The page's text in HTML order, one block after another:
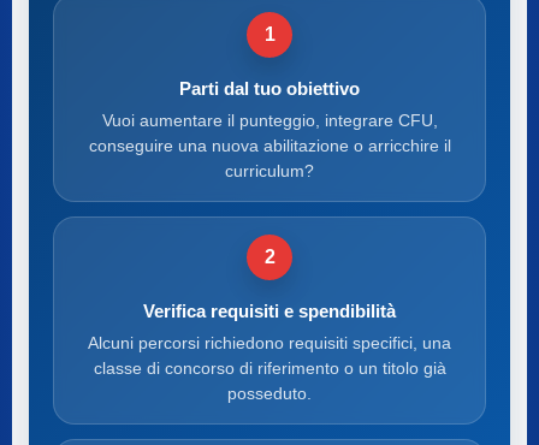
1
Parti dal tuo obiettivo
Vuoi aumentare il punteggio, integrare CFU,
conseguire una nuova abilitazione o arricchire il
curriculum?
2
Verifica requisiti e spendibilità
Alcuni percorsi richiedono requisiti specifici, una
classe di concorso di riferimento o un titolo già
posseduto.